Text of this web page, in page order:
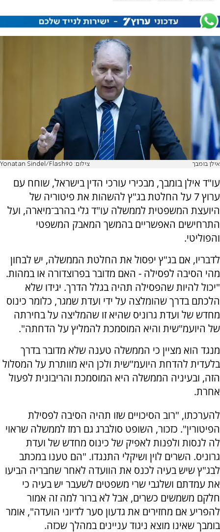
אילן בומבך צילום: Yonatan Sindel/Flash90
עו"ד אילן בומבך, מבכירי עורכי הדין בישראל, שוחח עם
ערוץ 7 על החלטת בג"ץ להשהות את פיטוריה של
היועצת המשפטית לממשלה עו"ד גלי בהרב־מיארה, ועל
התרחישים האפשריים בהמשך המאבק המשפטי
והפוליטי.
לדבריו, אם בג"ץ יפסול את החלטת הממשלה, יש לבחון
מהי הסיבה לפסילה - האם מדובר בפרוצדורה או במהות.
"יכול להיות שהפסילה תהיה בגלל הדרך. יגידו שלא
הלכתם בדרך שהומלצה על ידי ועדת שמגר, כלומר כינוס
מחדש של ועדת גרוניס שהיא זו שהמליצה על בחירתה
של היועמ"שית והיא המוסמכת להמליץ על הדחתה".
מנגד הוא מציין כי הממשלה טענה שלא מדובר בדרך
בלעדית להדחת היועמ"שית ולכן היא מוותרת על המסלול
הזה, ובעיניה הממשלה היא המוסמכת והריבונית לפעול
אחרת.
להערכתו, "רוב הסיכויים שזו תהיה הסיבה לפסילת
הפיטורין". כזכור, השופט סולברג גם רמז לממשלה שראוי
לה לנסות ולפנות לאפיק של כינוס מחדש של ועדת
גרוניס. השרים לוין ושיקלי התנגדו. "הם טענו במכתב
לבג"ץ שיש בעיה לכנס את הוועדה לאחר שחבריה הביעו
את עמדתם ושלגבי שרי משפטים לשעבר יש בעיה כי
חלקם משמשים כשרים, אבל לא ברור למה זה אמור
להפריע אם מחזירים את גדעון סער לדיוני הועדה", אומר
בומבך שאינו מוצא ניגוד עניינים במהלך שכזה.